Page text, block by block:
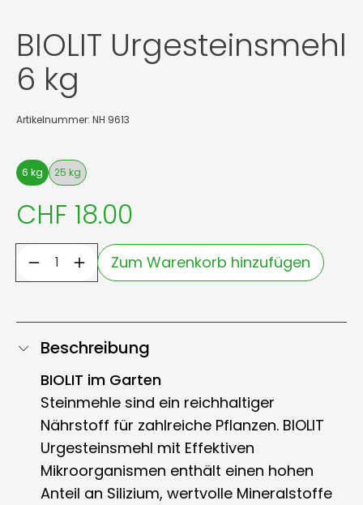
BIOLIT Urgesteinsmehl
6 kg
Artikelnummer: NH 9613
6 kg 25 kg
CHF 18.00
Zum Warenkorb hinzufügen
Beschreibung
BIOLIT im Garten
Steinmehle sind ein reichhaltiger
Nährstoff für zahlreiche Pflanzen. BIOLIT
Urgesteinsmehl mit Effektiven
Mikroorganismen enthält einen hohen
Anteil an Silizium, wertvolle Mineralstoffe